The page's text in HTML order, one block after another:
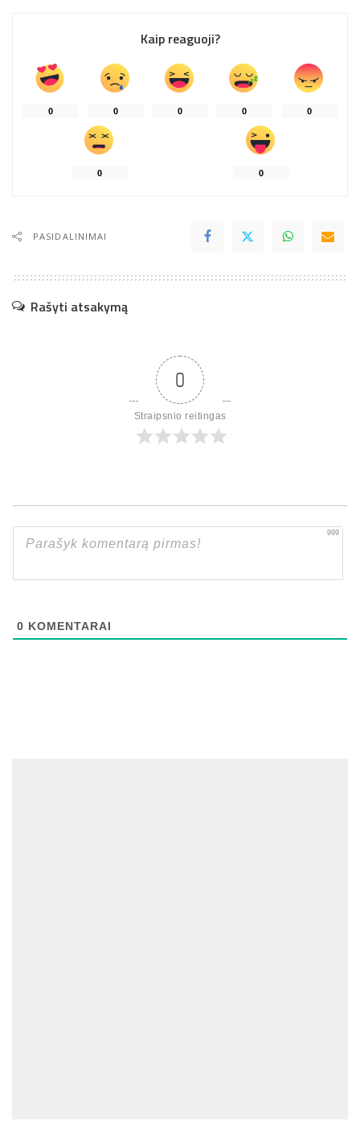
Kaip reaguoji?
0 0 0 0 0
0 0
PASIDALINIMAI
Rašyti atsakymą
0
Straipsnio reitingas
999
0 KOMENTARAI